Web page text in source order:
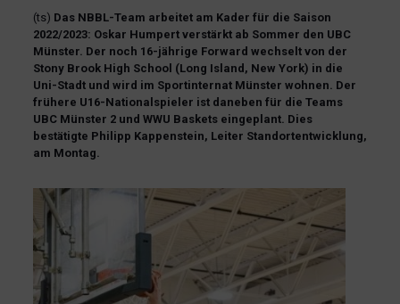
(ts) Das NBBL-Team arbeitet am Kader für die Saison
2022/2023: Oskar Humpert verstärkt ab Sommer den UBC
Münster. Der noch 16-jährige Forward wechselt von der
Stony Brook High School (Long Island, New York) in die
Uni-Stadt und wird im Sportinternat Münster wohnen. Der
frühere U16-Nationalspieler ist daneben für die Teams
UBC Münster 2 und WWU Baskets eingeplant. Dies
bestätigte Philipp Kappenstein, Leiter Standortentwicklung,
am Montag.